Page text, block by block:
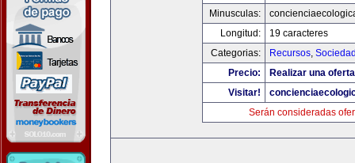
Minusculas:
Longitud:
19 caracteres
Categorias:
Recursos,
Precio:
Realizar una
Visitar!
Serán consideradas